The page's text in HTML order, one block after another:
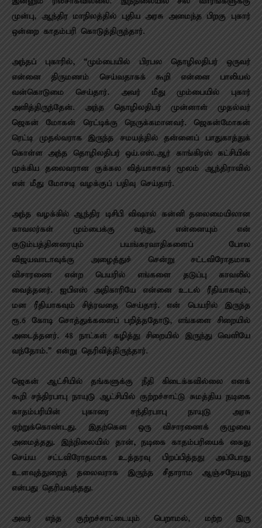
முன்பு, ஆந்திர மாநிலத்தில் புதிய அரசு அமைந்த பிறகு புகார்
ஒன்றை காதம்பரி கொடுத்திருந்தார்.
அந்தப் புகாரில், “மும்பையில் பிரபல தொழிலதிபர் ஒருவர்
என்னை திருமணம் செய்வதாகக் கூறி என்னை பாலியல்
வன்கொடுமை செய்தார். அவர் மீது மும்பையில் புகார்
அளித்திருந்தேன். அந்த தொழிலதிபர் முன்னாள் முதல்வர்
ஜெகன் மோகன் ரெட்டிக்கு நெருக்கமானவர். ஜெகன்மோகன்
ரெட்டி முதல்வராக இருந்த சமயத்தில் தன்னைப் பாதுகாத்துக்
கொள்ள அந்த தொழிலதிபர் ஒய்.எஸ்.ஆர் காங்கிரஸ் கட்சியின்
முக்கிய தலைவரான குக்கல வித்யாசாகர் மூலம் ஆந்திராவில்
என் மீது மோசடி வழக்குப் பதிவு செய்தார்.
அந்த வழக்கில் ஆந்திர டிசிபி விஷால் கன்னி தலைமையிலான
காவலர்கள் மும்பைக்கு வந்து, என்னையும் என்
குடும்பத்தினரையும் பயங்கரவாதிகளைப் போல
விஜயவாடாவுக்கு அழைத்துச் சென்று சட்டவிரோதமாக
விசாரணை என்ற பெயரில் எங்களை தடுப்பு காவலில்
வைத்தனர். ஐபிஎஸ் அதிகாரியே என்னை உடல் ரீதியாகவும்,
மன ரீதியாகவும் சித்ரவதை செய்தார். என் பெயரில் இருந்த
ரூ.6 கோடி சொத்துக்களைப் பறித்ததோடு, எங்களை சிறையில்
அடைத்தனர். 48 நாட்கள் கழித்து சிறையில் இருந்து வெளியே
வந்தோம்.” என்று தெரிவித்திருந்தார்.
ஜெகன் ஆட்சியில் தங்களுக்கு நீதி கிடைக்கவில்லை எனக்
கூறி சந்திரபாபு நாயுடு ஆட்சியில் குற்றச்சாட்டு சுமத்திய நடிகை
காதம்பரியின் புகாரை சந்திரபாபு நாயுடு அரசு
ஏற்றுக்கொண்டது. இதற்கென ஒரு விசாரணைக் குழுவை
அமைத்தது. இந்நிலையில் தான், நடிகை காதம்பரியைக் கைது
செய்ய சட்டவிரோதமாக உத்தரவு பிறப்பித்தது அப்போது
உளவுத்துறைத் தலைவராக இருந்த சீதாராம ஆஞ்சநேயுலு
என்பது தெரியவந்தது.
அவர் எந்த குற்றச்சாட்டையும் பெறாமல், மற்ற இரு